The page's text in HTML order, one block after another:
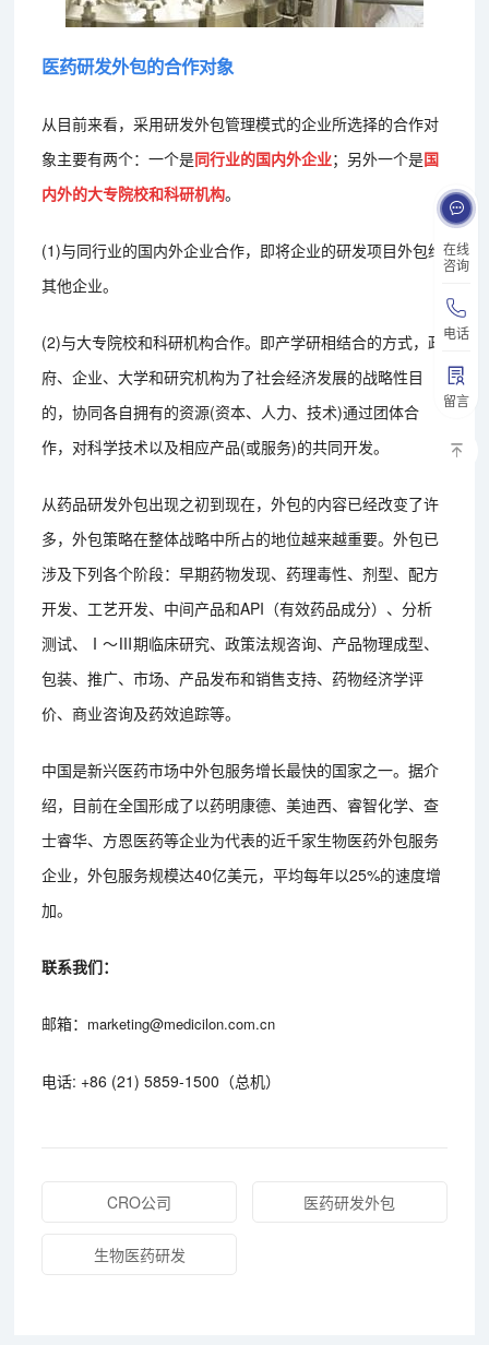
在线
咨询
电话
留言
医药研发外包的合作对象
从目前来看，采用研发外包管理模式的企业所选择的合作对
象主要有两个：一个是同行业的国内外企业；另外一个是国
内外的大专院校和科研机构。
(1)与同行业的国内外企业合作，即将企业的研发项目外包给
其他企业。
(2)与大专院校和科研机构合作。即产学研相结合的方式，政
府、企业、大学和研究机构为了社会经济发展的战略性目
的，协同各自拥有的资源(资本、人力、技术)通过团体合
作，对科学技术以及相应产品(或服务)的共同开发。
从药品研发外包出现之初到现在，外包的内容已经改变了许
多，外包策略在整体战略中所占的地位越来越重要。外包已
涉及下列各个阶段：早期药物发现、药理毒性、剂型、配方
开发、工艺开发、中间产品和API（有效药品成分）、分析
测试、Ⅰ～Ⅲ期临床研究、政策法规咨询、产品物理成型、
包装、推广、市场、产品发布和销售支持、药物经济学评
价、商业咨询及药效追踪等。
中国是新兴医药市场中外包服务增长最快的国家之一。据介
绍，目前在全国形成了以药明康德、美迪西、睿智化学、查
士睿华、方恩医药等企业为代表的近千家生物医药外包服务
企业，外包服务规模达40亿美元，平均每年以25%的速度增
加。
联系我们：
邮箱： marketing@medicilon.com.cn
电话: +86 (21) 5859-1500（总机）
CRO公司 医药研发外包
生物医药研发